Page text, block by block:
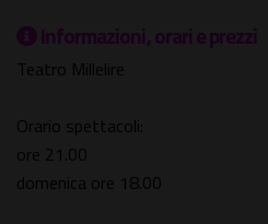
Informazioni, orari e prezzi
Teatro Millelire
Orario spettacoli:
ore 21.00
domenica ore 18.00